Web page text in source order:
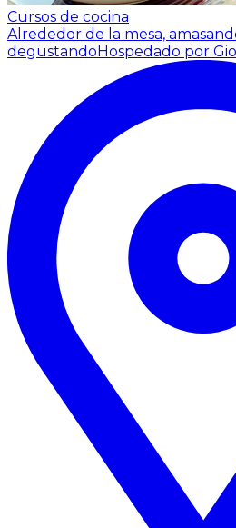
Cursos de cocina
Alrededor de la mesa,
degustandoHospedado por